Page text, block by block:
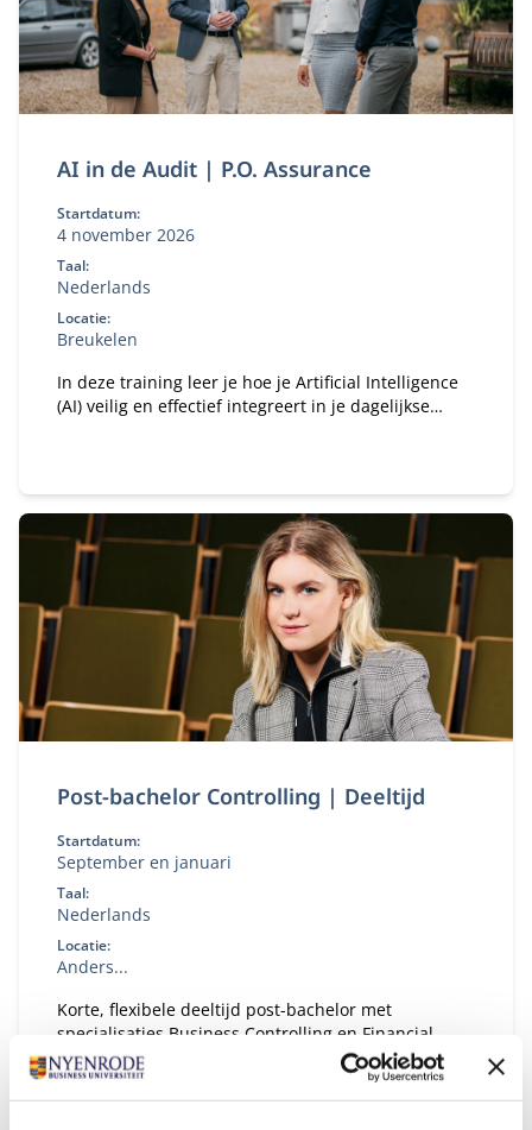
AI in de Audit | P.O. Assurance
Startdatum:
4 november 2026
Taal:
Nederlands
Locatie:
Breukelen
In deze training leer je hoe je Artificial Intelligence
(AI) veilig en effectief integreert in je dagelijkse
auditpraktijk of het controleren van AI-gebruik bij
klanten, AI biedt ongekende kansen.
Post-bachelor Controlling | Deeltijd
Startdatum:
September en januari
Taal:
Nederlands
Locatie:
Anders...
Korte, flexibele deeltijd post-bachelor met
specialisaties Business Controlling en Financial
Controlling. Te volgen op Hogescholen in Zwolle,
Arnhem en Eindhoven. En directe toegang tot de
Master Controlling van Nyenrode in Breukelen.